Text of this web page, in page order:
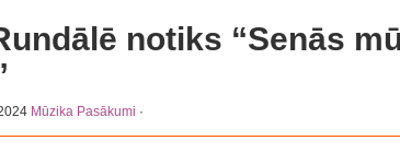
notiks “Senās
Mūzika Pasākumi ·